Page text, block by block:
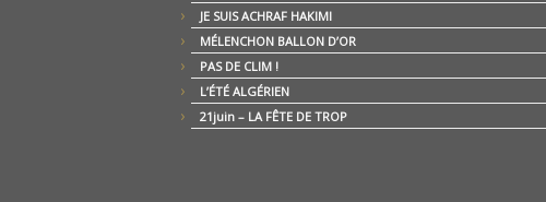
JE SUIS ACHRAF HAKIMI
MÉLENCHON BALLON D’OR
PAS DE CLIM !
L’ÉTÉ ALGÉRIEN
21juin – LA FÊTE DE TROP